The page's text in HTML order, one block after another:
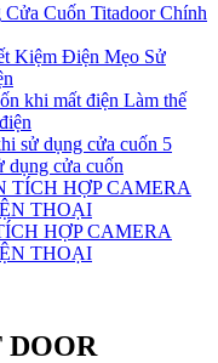
Cửa Cuốn Titadoor Chính
Mẹo Sử
Làm thế
5
dụng cửa cuốn
HỢP CAMERA
THOẠI
DOOR